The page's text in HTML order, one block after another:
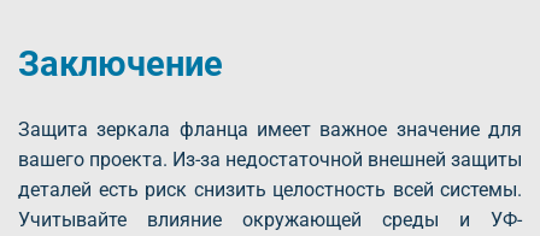
Заключение
Защита зеркала фланца имеет важное значение для
вашего проекта. Из-за недостаточной внешней защиты
деталей есть риск снизить целостность всей системы.
Учитывайте влияние окружающей среды и УФ-